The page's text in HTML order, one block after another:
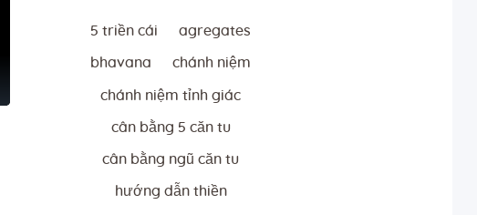
5 triền cái agregates
bhavana chánh niệm
chánh niệm tỉnh giác
cân bằng 5 căn tu
cân bằng ngũ căn tu
hướng dẫn thiền